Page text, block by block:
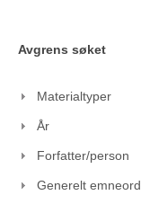
Avgrens søket
Materialtyper
År
Forfatter/person
Generelt emneord